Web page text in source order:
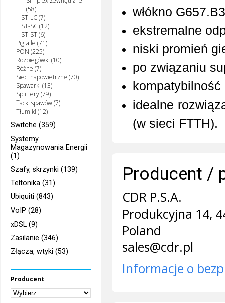
(58)
ST-LC (7)
ST-SC (12)
ST-ST (6)
Pigtaile (71)
PON (225)
Rozbiegówki (10)
Różne (7)
Sieci napowietrzne (70)
Spawarki (13)
Splittery (79)
Tacki spawów (7)
Tłumiki (12)
Switche (359)
Systemy
Magazynowania Energii
(1)
Szafy, skrzynki (139)
Teltonika (31)
Ubiquiti (843)
VoIP (28)
xDSL (9)
Zasilanie (346)
Złącza, wtyki (53)
Producent
włókno
ekstremalne
niski promień
po związaniu
idealne
(w sieci FTTH).
Producent /
CDR P.S.A.
Produkcyjna 14,
Poland
sales@cdr.pl
Informacje o